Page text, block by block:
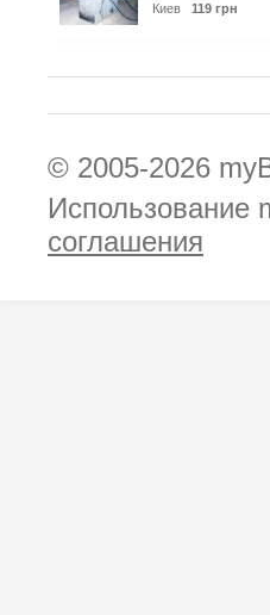
Киев 119 грн
© 2005-2026
Использование
соглашения